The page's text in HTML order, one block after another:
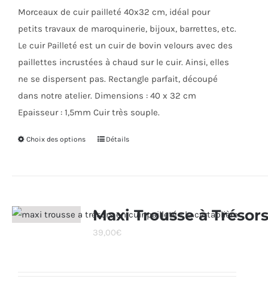
choisies
page
produit
Morceaux de cuir pailleté 40x32 cm, idéal pour
petits travaux de maroquinerie, bijoux, barrettes, etc.
Le cuir Pailleté est un cuir de bovin velours avec des
paillettes incrustées à chaud sur le cuir. Ainsi, elles
ne se dispersent pas. Rectangle parfait, découpé
dans notre atelier. Dimensions : 40 x 32 cm
Epaisseur : 1,5mm Cuir très souple.
Choix des options
Ce
variations.
Les
Détails
Maxi Trousse à Trésors
39,00€